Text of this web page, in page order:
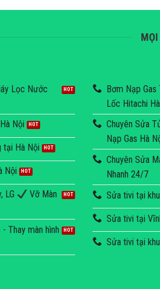
Lọc Nước
Nội
tại Hà Nội
Nội
LG
Vỡ Màn
Thay màn hình
Bơm Nạp
Lốc Hitachi
Chuyên Sửa
Nạp Gas Hà
Chuyên Sửa
Nhanh 24/7
Sửa tivi tại
Sửa tivi tại
Sửa tivi tại